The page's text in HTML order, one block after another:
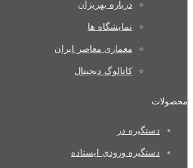
درباره بهریزان
نمایشگاه ها
معماری معاصر ایران
کاتالوگ دیجیتال
محصولات
دستگیره در
دستگیره ورودی ایستاده